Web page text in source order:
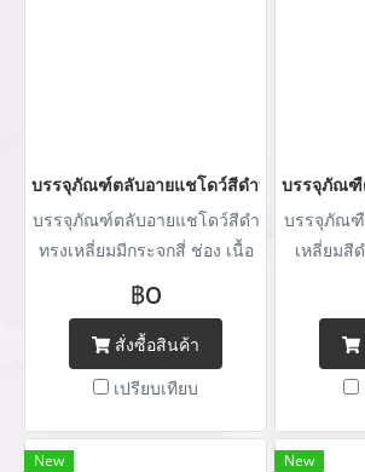
บรรจุภัณฑ์ตลับอายแชโดว์สีดำทรงเหลี่ยมมี
บรรจุภัณฑ์ตลับอายแชโดว์สีดำ
ทรงเหลี่ยมมีกระจกสี่ ช่อง เนื้อ
กระเดษ
฿0
สั่งซื้อสินค้า
เปรียบเทียบ
บรรจุภัณฑื
บรรจุภัณฑื
เหลี่ยมสี
New New